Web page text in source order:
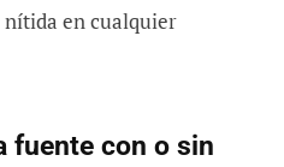
nítida en cualquier
fuente con o sin